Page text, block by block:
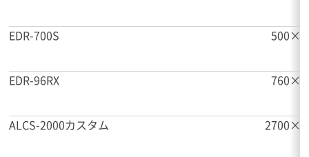
EDR-700S
EDR-96RX
ALCS-2000カスタム